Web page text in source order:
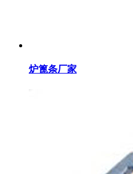
炉篦条厂家